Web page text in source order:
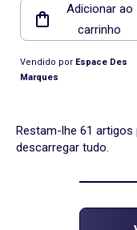
Azul MarinhoAdicionar ao
carrinho
Vendido por Espace Des
Marques
Restam-lhe 61 artigos
descarregar tudo.